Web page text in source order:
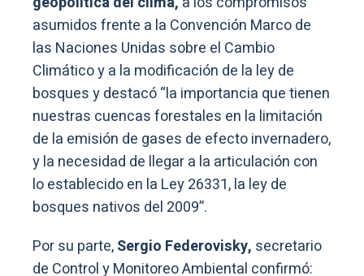
asumidos frente a la Convención Marco de
las Naciones Unidas sobre el Cambio
Climático y a la modificación de la ley de
bosques y destacó “la importancia que tienen
nuestras cuencas forestales en la limitación
de la emisión de gases de efecto invernadero,
y la necesidad de llegar a la articulación con
lo establecido en la Ley 26331, la ley de
bosques nativos del 2009”.
Por su parte,Sergio Federovisky, secretario
de Control y Monitoreo Ambiental confirmó: